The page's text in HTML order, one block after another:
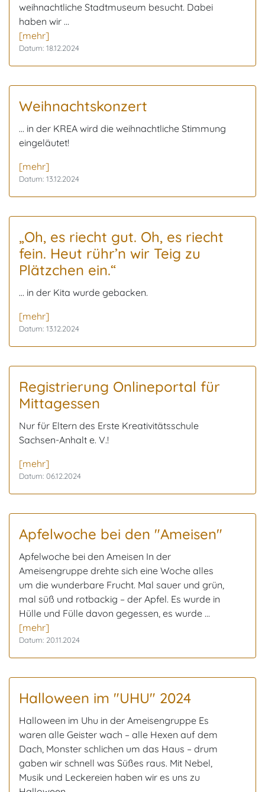
weihnachtliche Stadtmuseum besucht. Dabei
haben wir ...
[mehr]
Datum: 18.12.2024
Weihnachtskonzert
... in der KREA wird die weihnachtliche Stimmung
eingeläutet!
[mehr]
Datum: 13.12.2024
„Oh, es riecht gut. Oh, es riecht
fein. Heut rühr’n wir Teig zu
Plätzchen ein.“
… in der Kita wurde gebacken.
[mehr]
Datum: 13.12.2024
Registrierung Onlineportal für
Mittagessen
Nur für Eltern des Erste Kreativitätsschule
Sachsen-Anhalt e. V.!
[mehr]
Datum: 06.12.2024
Apfelwoche bei den "Ameisen"
Apfelwoche bei den Ameisen In der
Ameisengruppe drehte sich eine Woche alles
um die wunderbare Frucht. Mal sauer und grün,
mal süß und rotbackig – der Apfel. Es wurde in
Hülle und Fülle davon gegessen, es wurde ...
[mehr]
Datum: 20.11.2024
Halloween im "UHU" 2024
Halloween im Uhu in der Ameisengruppe Es
waren alle Geister wach – alle Hexen auf dem
Dach, Monster schlichen um das Haus – drum
gaben wir schnell was Süßes raus. Mit Nebel,
Musik und Leckereien haben wir es uns zu